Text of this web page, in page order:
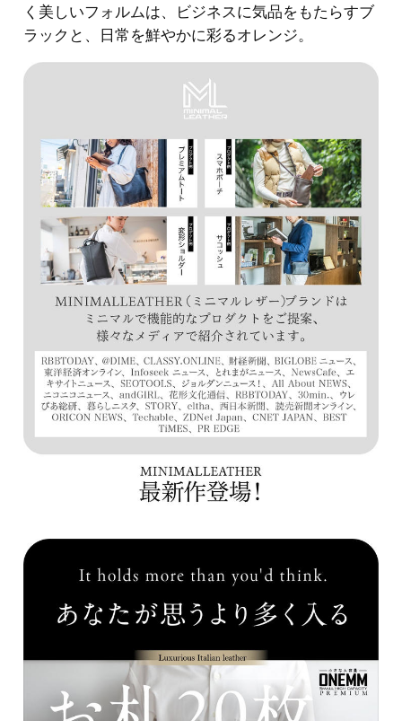
く美しいフォルムは、ビジネスに気品をもたらすブ
ラックと、日常を鮮やかに彩るオレンジ。